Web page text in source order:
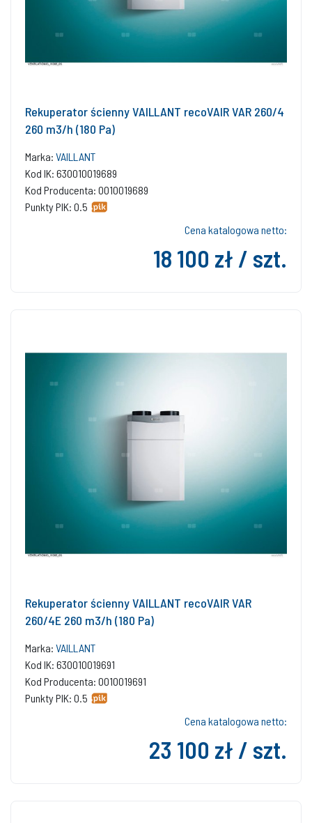
Rekuperator ścienny VAILLANT recoVAIR VAR 260/4
260 m3/h (180 Pa)
Marka: VAILLANT
Kod IK: 630010019689
Kod Producenta: 0010019689
Punkty PIK: 0.5
Cena katalogowa netto:
18 100 zł / szt.
Rekuperator ścienny VAILLANT recoVAIR VAR
260/4E 260 m3/h (180 Pa)
Marka: VAILLANT
Kod IK: 630010019691
Kod Producenta: 0010019691
Punkty PIK: 0.5
Cena katalogowa netto:
23 100 zł / szt.